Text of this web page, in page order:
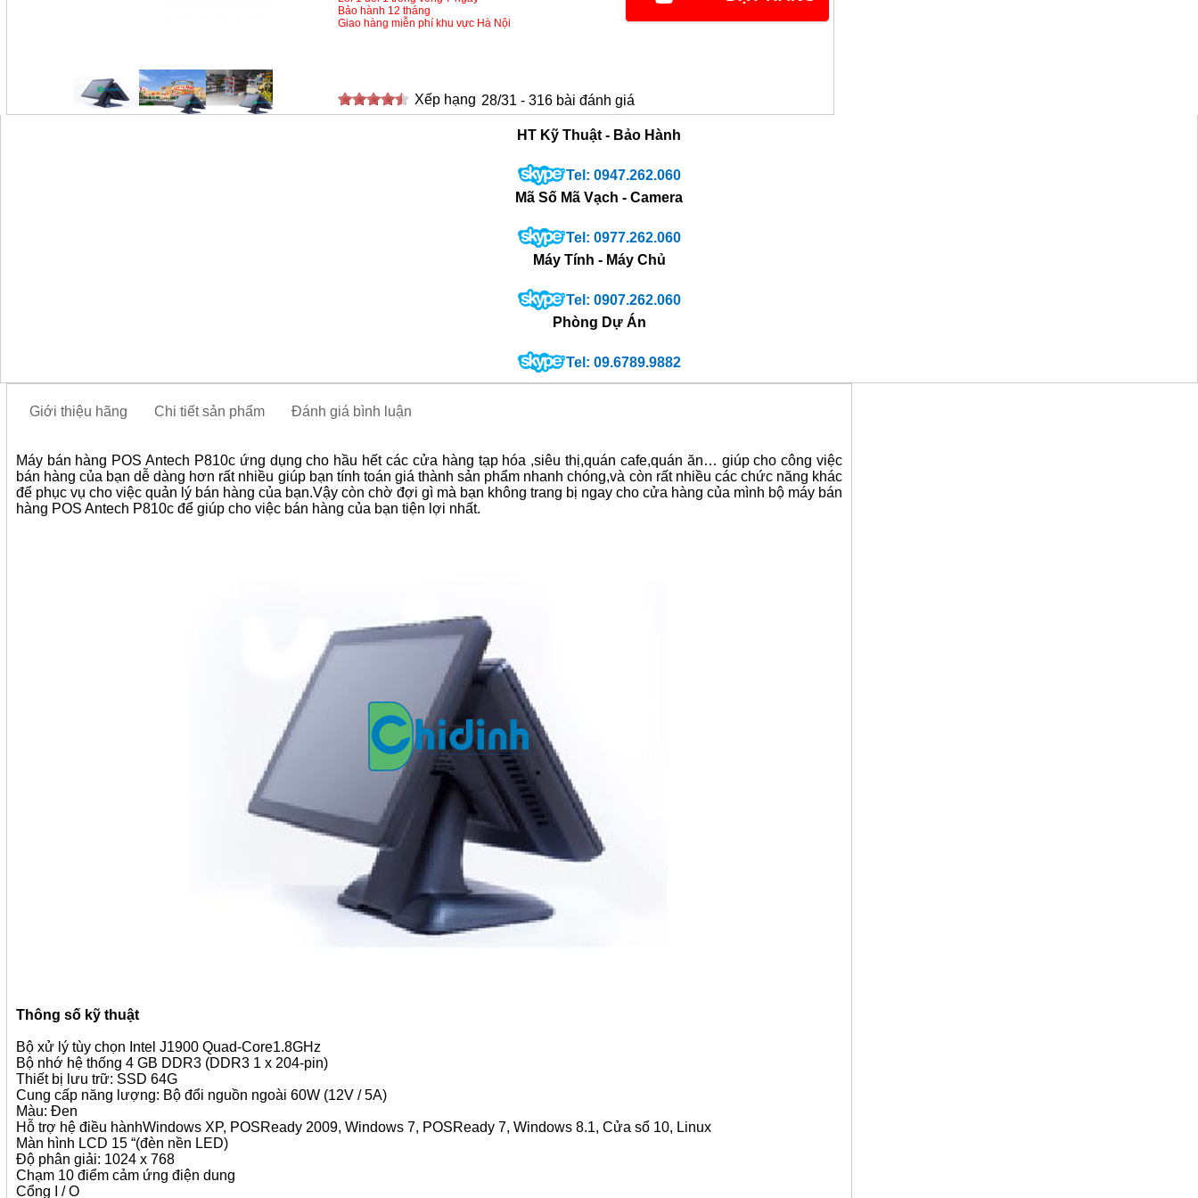
Bảo hành 12 tháng
Giao hàng miễn phí khu vực Hà Nội
28/31 - 316bài đánh giá
HT Kỹ Thuật - Bảo Hành
Tel: 0947.262.060
Mã Số Mã Vạch - Camera
Tel: 0977.262.060
Máy Tính - Máy Chủ
Tel: 0907.262.060
Phòng Dự Án
Tel: 09.6789.9882
Giới thiệu hãng Chi tiết sản phẩm Đánh giá bình luận
Máy bán hàng POS Antech P810c ứng dụng cho hầu hết các cửa hàng tạp hóa ,siêu thị,quán cafe,quán ăn… giúp cho công việc
bán hàng của bạn dễ dàng hơn rất nhiều giúp bạn tính toán giá thành sản phẩm nhanh chóng,và còn rất nhiều các chức năng khác
để phục vụ cho việc quản lý bán hàng của bạn.Vậy còn chờ đợi gì mà bạn không trang bị ngay cho cửa hàng của mình bộ máy bán
hàng POS Antech P810c để giúp cho việc bán hàng của bạn tiện lợi nhất.
Thông số kỹ thuật
Bộ xử lý tùy chọn Intel J1900 Quad-Core1.8GHz
Bộ nhớ hệ thống 4 GB DDR3 (DDR3 1 x 204-pin)
Thiết bị lưu trữ: SSD 64G
Cung cấp năng lượng: Bộ đổi nguồn ngoài 60W (12V / 5A)
Màu: Đen
Hỗ trợ hệ điều hànhWindows XP, POSReady 2009, Windows 7, POSReady 7, Windows 8.1, Cửa sổ 10, Linux
Màn hình LCD 15 “(đèn nền LED)
Độ phân giải: 1024 x 768
Chạm 10 điểm cảm ứng điện dung
Cổng I / O